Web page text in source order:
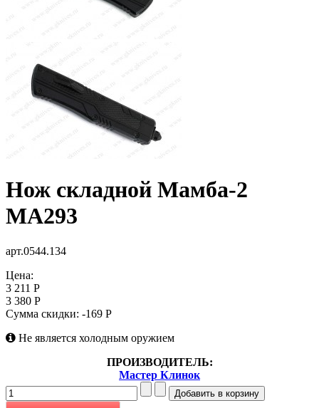
Нож складной Мамба-2
MA293
арт.0544.134
Цена:
3 211 Р
3 380 Р
Сумма скидки: -169 Р
Не является холодным оружием
ПРОИЗВОДИТЕЛЬ:
Мастер Клинок